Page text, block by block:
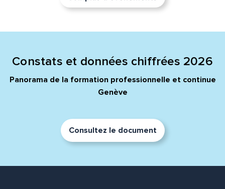
Constats et données chiffrées 2026
Panorama de la formation professionnelle et continue
Genève
Consultez le document